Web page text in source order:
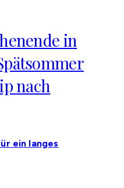
in
nach